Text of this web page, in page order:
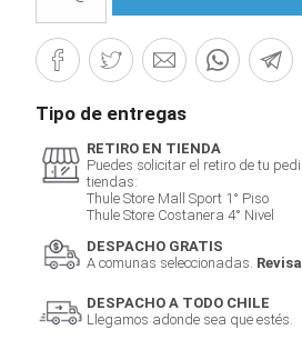
Tipo de entregas
RETIRO EN TIENDA
Puedes solicitar el retiro de tu
tiendas:
Thule Store Mall Sport 1° Piso
Thule Store Costanera 4° Nivel
DESPACHO GRATIS
A comunas seleccionadas.
DESPACHO A TODO CHILE
Llegamos adonde sea que estés.